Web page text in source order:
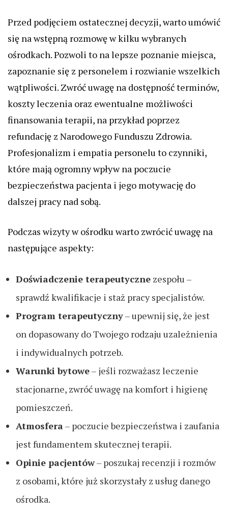
Przed podjęciem ostatecznej decyzji, warto umówić
się na wstępną rozmowę w kilku wybranych
ośrodkach. Pozwoli to na lepsze poznanie miejsca,
zapoznanie się z personelem i rozwianie wszelkich
wątpliwości. Zwróć uwagę na dostępność terminów,
koszty leczenia oraz ewentualne możliwości
finansowania terapii, na przykład poprzez
refundację z Narodowego Funduszu Zdrowia.
Profesjonalizm i empatia personelu to czynniki,
które mają ogromny wpływ na poczucie
bezpieczeństwa pacjenta i jego motywację do
dalszej pracy nad sobą.
Podczas wizyty w ośrodku warto zwrócić uwagę na
następujące aspekty:
Doświadczenie terapeutyczne zespołu –
sprawdź kwalifikacje i staż pracy specjalistów.
Program terapeutyczny– upewnij się, że jest
on dopasowany do Twojego rodzaju uzależnienia
i indywidualnych potrzeb.
Warunki bytowe– jeśli rozważasz leczenie
stacjonarne, zwróć uwagę na komfort i higienę
pomieszczeń.
Atmosfera – poczucie bezpieczeństwa i zaufania
jest fundamentem skutecznej terapii.
Opinie pacjentów– poszukaj recenzji i rozmów
z osobami, które już skorzystały z usług danego
ośrodka.